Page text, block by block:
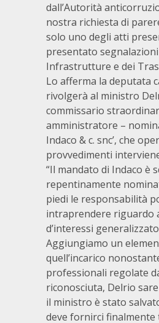
dall’Autorità
nostra richiesta di
solo uno degli atti
presentato
Infrastrutture e dei
Lo afferma la deputata
rivolgerà al ministro
commissario
amministratore –
Indaco & c. snc’, che
provvedimenti
“Il mandato di Indaco è
repentinamente
piedi le responsabilità
intraprendere riguardo
d’interessi
Aggiungiamo un
quell’incarico
professionali regolate
riconosciuta, Delrio
il ministro è stato
deve fornirci finalmente